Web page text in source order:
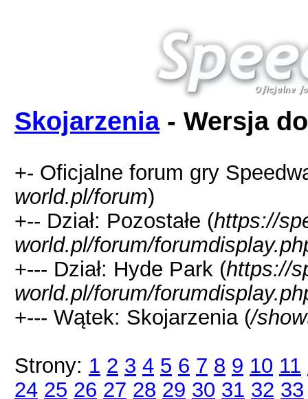
Skojarzenia- Wersja
+- Oficjalne forum gry
world.pl/forum)
+-- Dział: Pozostałe (https://
world.pl/forum/
+--- Dział: Hyde Park (https://
world.pl/forum/
+--- Wątek: Skojarzenia (/
Strony: 1 2 3 4 5 6 7 8 9 10 11
24 25 26 27 28 29 30 31 32 33